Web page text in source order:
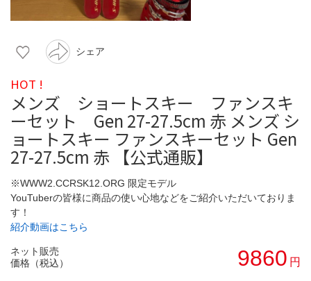
シェア
HOT !
メンズ ショートスキー ファンスキ
ーセット Gen 27-27.5cm 赤 メンズ シ
ョートスキー ファンスキーセット Gen
27-27.5cm 赤 【公式通販】
※WWW2.CCRSK12.ORG 限定モデル
YouTuberの皆様に商品の使い心地などをご紹介いただいておりま
す！
紹介動画はこちら
ネット販売
価格（税込）
9860 円